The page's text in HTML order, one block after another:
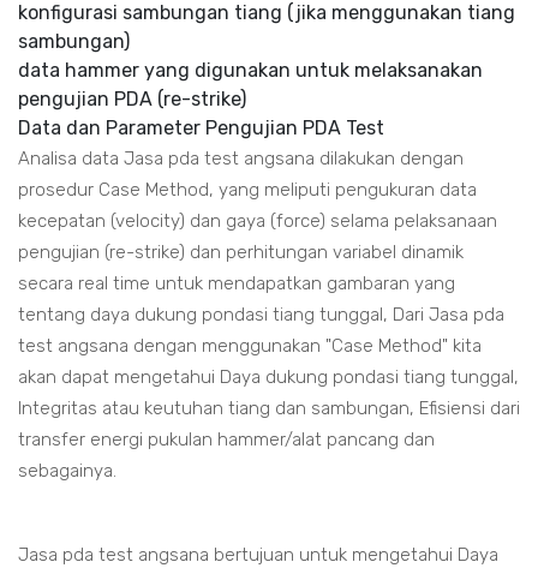
konfigurasi sambungan tiang (jika menggunakan tiang
sambungan)
data hammer yang digunakan untuk melaksanakan
pengujian PDA (re-strike)
Data dan Parameter Pengujian PDA Test
Analisa data Jasa pda test angsana dilakukan dengan
prosedur Case Method, yang meliputi pengukuran data
kecepatan (velocity) dan gaya (force) selama pelaksanaan
pengujian (re-strike) dan perhitungan variabel dinamik
secara real time untuk mendapatkan gambaran yang
tentang daya dukung pondasi tiang tunggal, Dari Jasa pda
test angsana dengan menggunakan "Case Method" kita
akan dapat mengetahui Daya dukung pondasi tiang tunggal,
Integritas atau keutuhan tiang dan sambungan, Efisiensi dari
transfer energi pukulan hammer/alat pancang dan
sebagainya.
Jasa pda test angsana bertujuan untuk mengetahui Daya